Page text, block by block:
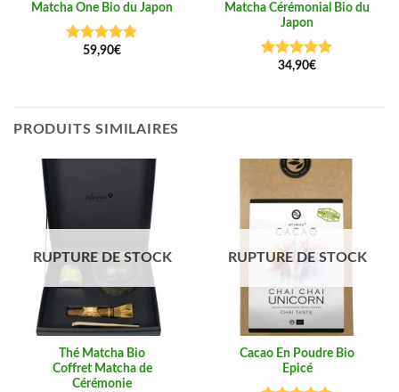
Matcha One Bio du Japon
Note4.88
59,90€
Matcha Cérémonial Bio du
Japon
Note4.86
34,90€
PRODUITS SIMILAIRES
RUPTURE DE STOCK
Thé Matcha Bio
Coffret Matcha de
Cérémonie
RUPTURE DE STOCK
Cacao En Poudre Bio
Epicé